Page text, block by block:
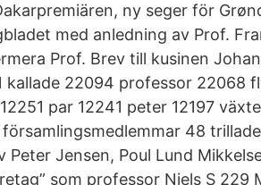
ny seger för
med anledning av Prof.
Prof. Brev till kusinen
kallade 22094 professor 22068
par 12241 peter 12197
48
Peter Jensen, Poul Lund
som professor Niels S 229